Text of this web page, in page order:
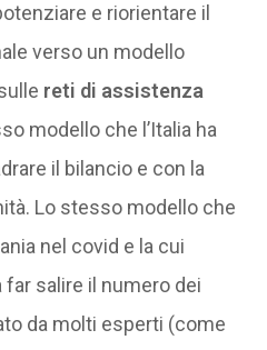
e riorientare il
verso un modello
reti di assistenza
modello che l’Italia ha
il bilancio e con la
Lo stesso modello che
nel covid e la cui
salire il numero dei
da molti esperti (come